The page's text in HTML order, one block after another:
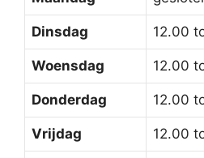
Dinsdag 12.00
Woensdag 12.00
Donderdag 12.00
Vrijdag 12.00